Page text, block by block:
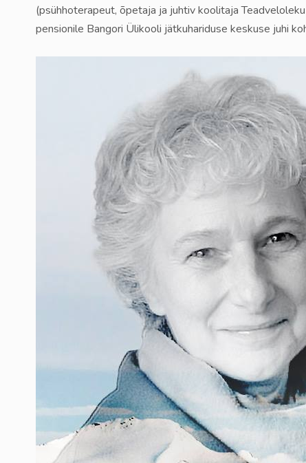
(psühhoterapeut, õpetaja ja juhtiv koolitaja
pensionile Bangori Ülikooli jätkuhariduse keskuse juhi